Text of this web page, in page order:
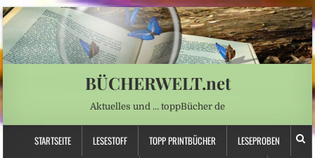
BÜCHERWELT.net
Aktuelles und … toppBücher de
STARTSEITE LESESTOFF TOPP PRINTBÜCHER LESEPROBEN